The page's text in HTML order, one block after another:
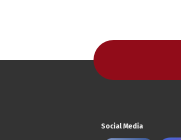
Social Media